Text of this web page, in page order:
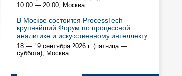
10:00 — 20:00, Москва
В Москве состоится ProcessTech —
крупнейший Форум по процессной
аналитике и искусственному интеллекту
18 — 19 сентября 2026 г. (пятница —
суббота), Москва